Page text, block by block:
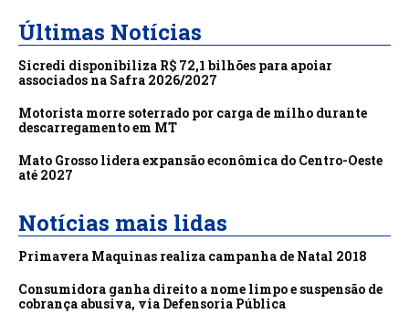
Últimas Notícias
Sicredi disponibiliza R$ 72,1 bilhões para apoiar
associados na Safra 2026/2027
Motorista morre soterrado por carga de milho durante
descarregamento em MT
Mato Grosso lidera expansão econômica do Centro-Oeste
até 2027
Notícias mais lidas
Primavera Maquinas realiza campanha de Natal 2018
Consumidora ganha direito a nome limpo e suspensão de
cobrança abusiva, via Defensoria Pública